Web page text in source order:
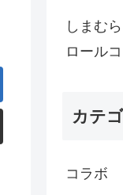
しまむ
ロール
カテ
コラボ